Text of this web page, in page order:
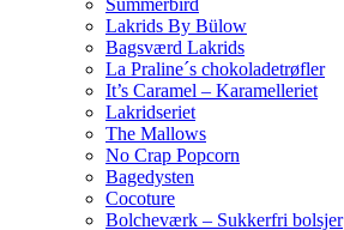
Summerbird
Lakrids By Bülow
Bagsværd Lakrids
La Praline´s chokoladetrøfler
It’s Caramel – Karamelleriet
Lakridseriet
The Mallows
No Crap Popcorn
Bagedysten
Cocoture
Bolcheværk – Sukkerfri bolsjer